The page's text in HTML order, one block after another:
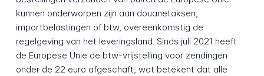
kunnen onderworpen zijn aan douanetaksen,
importbelastingen of btw, overeenkomstig de
regelgeving van het leveringsland. Sinds juli 2021 heeft
de Europese Unie de btw-vrijstelling voor zendingen
onder de 22 euro afgeschaft, wat betekent dat alle